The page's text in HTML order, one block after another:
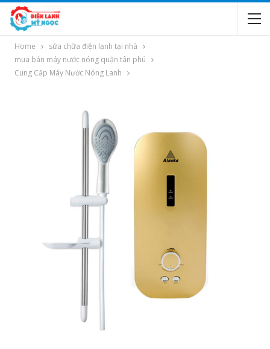
Home
sửa chữa điện lạnh tại nhà
mua bán máy nước nóng quận tân phú
Cung Cấp Máy Nước Nóng Lanh